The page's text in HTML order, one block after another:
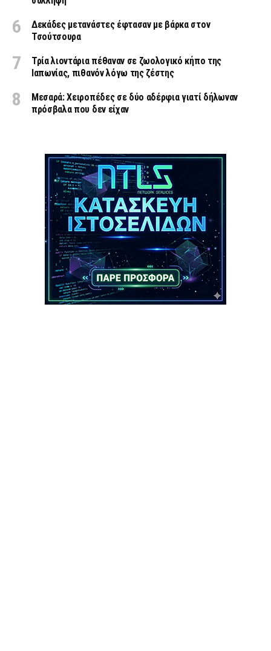
Δεκάδες μετανάστες έφτασαν με βάρκα στον
Τσούτσουρα
Τρία λιοντάρια πέθαναν σε ζωολογικό κήπο της
Ιαπωνίας, πιθανόν λόγω της ζέστης
Μεσαρά: Χειροπέδες σε δύο αδέρφια γιατί δήλωναν
πρόσβαλα που δεν είχαν